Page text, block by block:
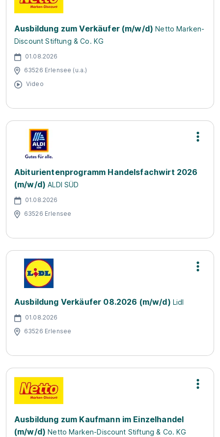
Ausbildung zum Verkäufer (m/w/d) Netto Marken-
Discount Stiftung & Co. KG
01.08.2026
63526 Erlensee (u.a.)
Video
Abiturientenprogramm Handelsfachwirt 2026
(m/w/d) ALDI SÜD
01.08.2026
63526 Erlensee
Ausbildung Verkäufer 08.2026 (m/w/d) Lidl
01.08.2026
63526 Erlensee
Ausbildung zum Kaufmann im Einzelhandel
(m/w/d) Netto Marken-Discount Stiftung & Co. KG